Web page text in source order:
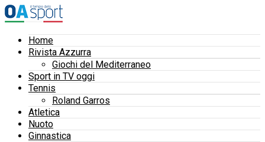
Home
Rivista Azzurra
Giochi del Mediterraneo
Sport in TV oggi
Tennis
Roland Garros
Atletica
Nuoto
Ginnastica